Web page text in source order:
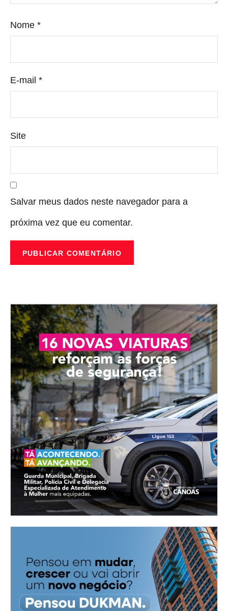
Nome *
E-mail *
Site
Salvar meus dados neste navegador para a
próxima vez que eu comentar.